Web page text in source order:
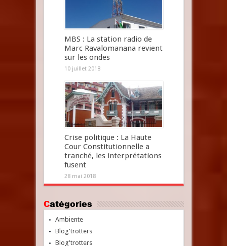
MBS : La station radio de
Marc Ravalomanana revient
sur les ondes
10 juillet 2018
Crise politique : La Haute
Cour Constitutionnelle a
tranché, les interprétations
fusent
28 mai 2018
Catégories
Ambiente
Blog'trotters
Blog'trotters